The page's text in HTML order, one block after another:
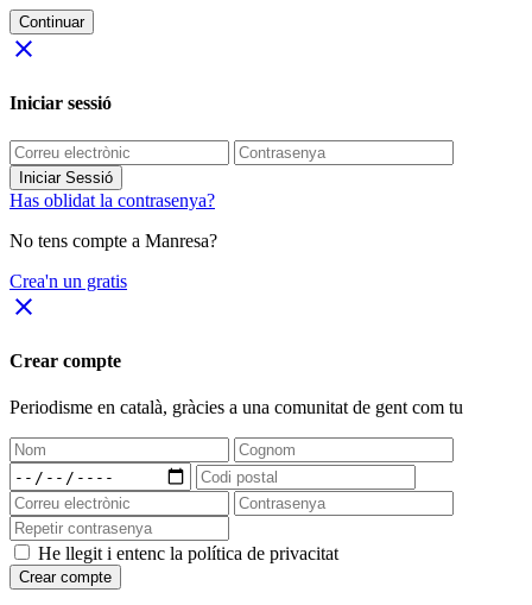
Continuar
close
Iniciar sessió
Iniciar Sessió
Has oblidat la contrasenya?
No tens compte a Manresa?
Crea'n un gratis
close
Crear compte
Periodisme en català, gràcies a una comunitat de gent com tu
He llegit i entenc la política de privacitat
Crear compte